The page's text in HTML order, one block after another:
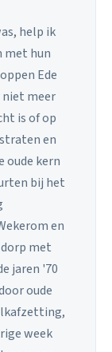
help ik
met hun
Ede
niet meer
is of op
en
oude kern
bij het
en
met
jaren '70
oude
week